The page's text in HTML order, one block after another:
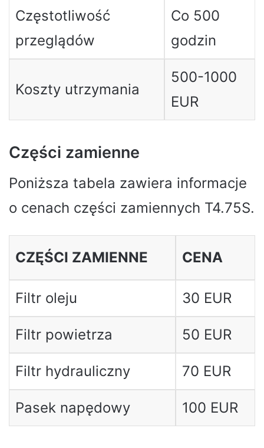
Częstotliwość
przeglądów
Co 500
godzin
Koszty utrzymania
500-1000
EUR
Części zamienne
Poniższa tabela zawiera informacje
o cenach części zamiennych T4.75S.
CZĘŚCI ZAMIENNE CENA
Filtr oleju 30 EUR
Filtr powietrza 50 EUR
Filtr hydrauliczny 70 EUR
Pasek napędowy 100 EUR